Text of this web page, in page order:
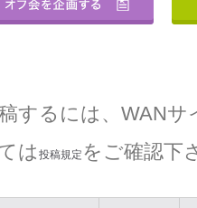
するには、WAN
は 投稿規定 をご確認下